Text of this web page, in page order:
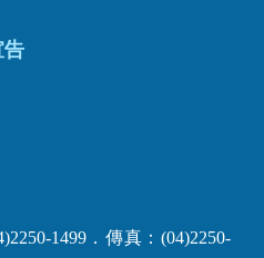
告
1499．傳真：(04)2250-